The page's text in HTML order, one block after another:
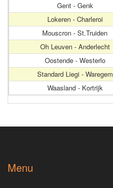
Gent - Genk
Lokeren - Charleroi
Mouscron - St.Truiden
Oh Leuven - Anderlecht
Oostende - Westerlo
Standard Liegi - Waregem
Waasland - Kortrijk
Menu